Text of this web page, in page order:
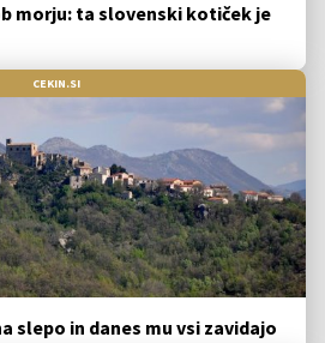
morju: ta slovenski kotiček je
CEKIN.SI
slepo in danes mu vsi zavidajo